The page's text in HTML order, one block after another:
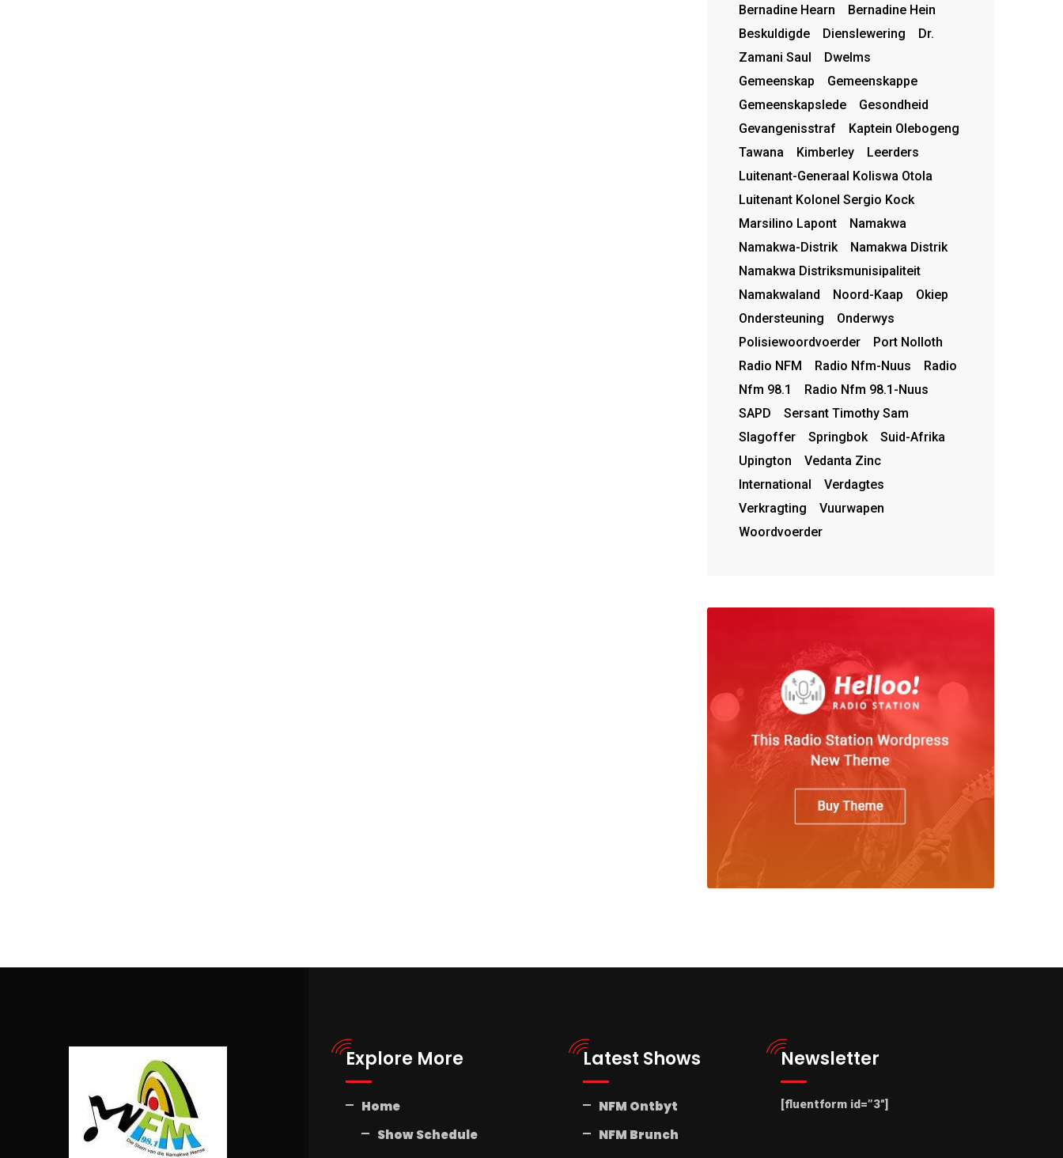
Bernadine Hearn
Bernadine Hein
Beskuldigde
Dienslewering
Dr.
Zamani Saul
Dwelms
Gemeenskap
Gemeenskappe
Gemeenskapslede
Gesondheid
Gevangenisstraf
Kaptein Olebogeng
Tawana
Kimberley
Leerders
Luitenant-Generaal Koliswa Otola
Luitenant Kolonel Sergio Kock
Marsilino Lapont
Namakwa
Namakwa-Distrik
Namakwa Distrik
Namakwa Distriksmunisipaliteit
Namakwaland
Noord-Kaap
Okiep
Ondersteuning
Onderwys
Polisiewoordvoerder
Port Nolloth
Radio NFM
Radio Nfm-Nuus
Radio
Nfm 98.1
Radio Nfm 98.1-Nuus
SAPD
Sersant Timothy Sam
Slagoffer
Springbok
Suid-Afrika
Upington
Vedanta Zinc
International
Verdagtes
Verkragting
Vuurwapen
Woordvoerder
Explore More
Home
Show Schedule
Latest Shows
NFM Ontbyt
NFM Brunch
Newsletter
[fluentform id=”3″]